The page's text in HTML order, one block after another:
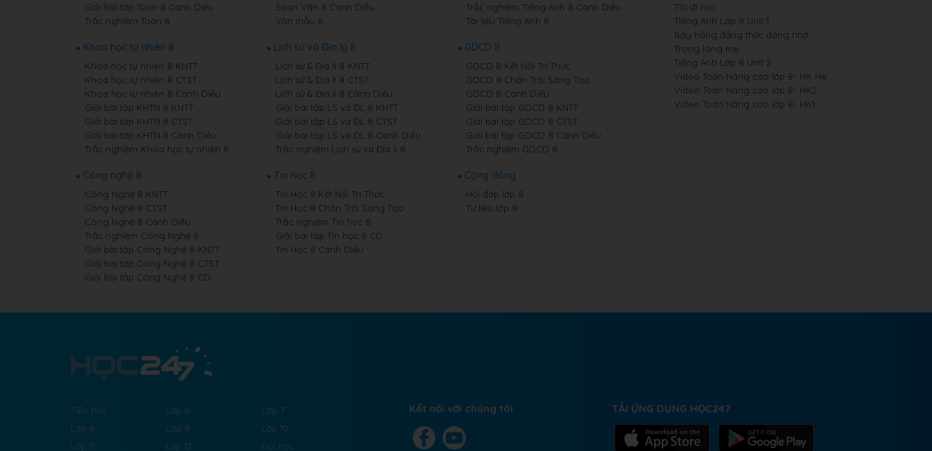
Giải bài tập Toán 8 Cánh Diều
Trắc nghiệm Toán 8
Soạn Văn 8 Cánh Diều
Văn mẫu 8
Trắc nghiệm Tiếng Anh 8 Cánh Diều
Tài liệu Tiếng Anh 8
Khoa học tự nhiên 8
Khoa học tự nhiên 8 KNTT
Khoa học tự nhiên 8 CTST
Khoa học tự nhiên 8 Cánh Diều
Giải bài tập KHTN 8 KNTT
Giải bài tập KHTN 8 CTST
Giải bài tập KHTN 8 Cánh Diều
Trắc nghiệm Khoa học tự nhiên 8
Lịch sử và Địa lý 8
Lịch sử & Địa lí 8 KNTT
Lịch sử & Địa lí 8 CTST
Lịch sử & Địa lí 8 Cánh Diều
Giải bài tập LS và ĐL 8 KNTT
Giải bài tập LS và ĐL 8 CTST
Giải bài tập LS và ĐL 8 Cánh Diều
Trắc nghiệm Lịch sử và Địa lí 8
GDCD 8
GDCD 8 Kết Nối Tri Thức
GDCD 8 Chân Trời Sáng Tạo
GDCD 8 Cánh Diều
Giải bài tập GDCD 8 KNTT
Giải bài tập GDCD 8 CTST
Giải bài tập GDCD 8 Cánh Diều
Trắc nghiệm GDCD 8
Công nghệ 8
Công Nghệ 8 KNTT
Công Nghệ 8 CTST
Công Nghệ 8 Cánh Diều
Trắc nghiệm Công Nghệ 8
Giải bài tập Công Nghệ 8 KNTT
Giải bài tập Công Nghệ 8 CTST
Giải bài tập Công Nghệ 8 CD
Tin học 8
Tin Học 8 Kết Nối Tri Thức
Tin Học 8 Chân Trời Sáng Tạo
Trắc nghiệm Tin học 8
Giải bài tập Tin học 8 CD
Tin Học 8 Cánh Diều
Cộng đồng
Hỏi đáp lớp 8
Tư liệu lớp 8
Tôi đi học
Tiếng Anh Lớp 8 Unit 1
Bảy hằng đẳng thức đáng nhớ
Trong lòng mẹ
Tiếng Anh Lớp 8 Unit 2
Video Toán Nâng cao lớp 8- HK Hè
Video Toán Nâng cao lớp 8- HK2
Video Toán Nâng cao lớp 8- HK1
Tiểu Học Lớp 6
Lớp 7
Lớp 8
Lớp 9
Lớp 10
Lớp 11
Lớp 12 Đại học
Kết nối với chúng tôi TẢI ỨNG DỤNG HỌC247